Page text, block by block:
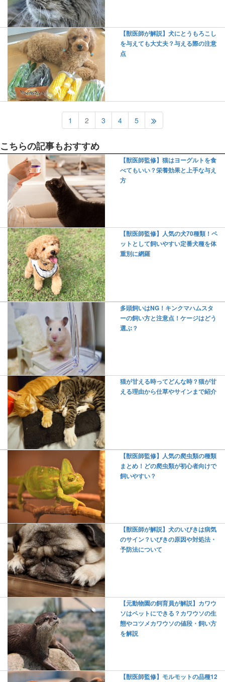
【獣医師が解説】犬にとうもろこし
を与えても大丈夫？与える際の注意
点
1 2 3 4 5
こちらの記事もおすすめ
【獣医師監修】猫はヨーグルトを食
べてもいい？栄養効果と上手な与え
方
【獣医師監修】人気の犬70種類！ペ
ットとして飼いやすい定番犬種を体
重別に網羅
多頭飼いはNG！キンクマハムスタ
ーの飼い方と注意点！ケージはどう
選ぶ？
猫が甘える時ってどんな時？猫が甘
える理由から仕草やサインまで紹介
【獣医師監修】人気の爬虫類の種類
まとめ！どの爬虫類が初心者向けで
飼いやすい？
【獣医師が解説】犬のいびきは病気
のサイン？いびきの原因や対処法・
予防法について
【元動物園の飼育員が解説】カワウ
ソはペットにできる？カワウソの生
態やコツメカワウソの値段・飼い方
を解説
【獣医師監修】モルモットの品種12